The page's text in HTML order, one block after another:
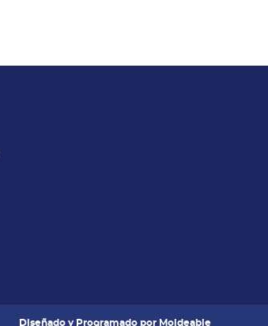
Diseñado y Programado por Moldeable